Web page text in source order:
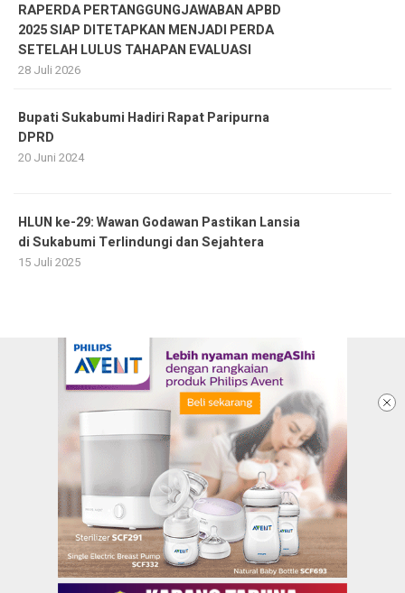
RAPERDA PERTANGGUNGJAWABAN APBD
2025 SIAP DITETAPKAN MENJADI PERDA
SETELAH LULUS TAHAPAN EVALUASI
28 Juli 2026
Bupati Sukabumi Hadiri Rapat Paripurna
DPRD
20 Juni 2024
HLUN ke-29: Wawan Godawan Pastikan Lansia
di Sukabumi Terlindungi dan Sejahtera
15 Juli 2025
Ketentuan dan Kebijakan Privacy
Panduan Komunitas
Pedoman Media Siber Redaksi Info Iklan Karir Kontak Kami
Copyright @2026 KARANGTARUNANEWS.COM |
BERITA DALAM GENGGAMAN ANAK MUDA